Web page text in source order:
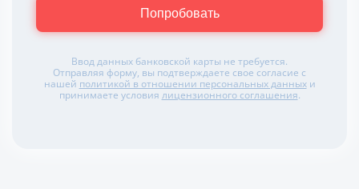
Попробовать
Ввод данных банковской карты не требуется.
Отправляя форму, вы подтверждаете свое согласие с
нашей политикой в отношении персональных данныхи
принимаете условия лицензионного соглашения.